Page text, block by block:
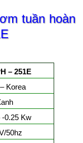
tuần hoàn
– 251E
Korea
-0.25 Kw
50hz